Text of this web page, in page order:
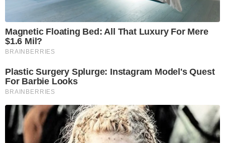
Magnetic Floating Bed: All That Luxury For Mere
$1.6 Mil?
BRAINBERRIES
Plastic Surgery Splurge: Instagram Model's Quest
For Barbie Looks
BRAINBERRIES